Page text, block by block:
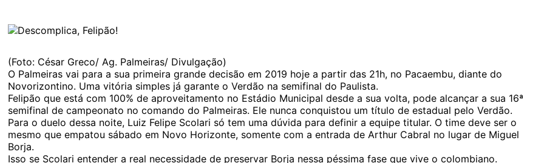
(Foto: César Greco/ Ag. Palmeiras/ Divulgação)
O Palmeiras vai para a sua primeira grande decisão em 2019 hoje a partir das 21h, no Pacaembu, diante do
Novorizontino. Uma vitória simples já garante o Verdão na semifinal do Paulista.
Felipão que está com 100% de aproveitamento no Estádio Municipal desde a sua volta, pode alcançar a sua 16ª
semifinal de campeonato no comando do Palmeiras. Ele nunca conquistou um título de estadual pelo Verdão.
Para o duelo dessa noite, Luiz Felipe Scolari só tem uma dúvida para definir a equipe titular. O time deve ser o
mesmo que empatou sábado em Novo Horizonte, somente com a entrada de Arthur Cabral no lugar de Miguel
Borja.
Isso se Scolari entender a real necessidade de preservar Borja nessa péssima fase que vive o colombiano.